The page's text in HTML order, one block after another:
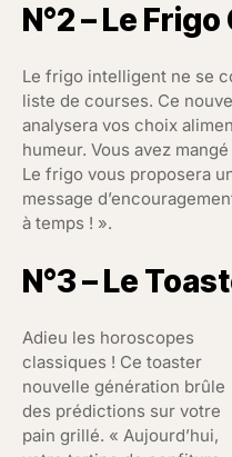
N°2 – Le
Le frigo intelligent ne se
liste de courses. Ce
analysera vos choix
humeur. Vous avez
Le frigo vous proposera
message
à temps ! ».
N°3 –Le
Adieu les horoscopes
classiques ! Ce toaster
nouvelle génération brûle
des prédictions sur votre
pain grillé. « Aujourd’hui,